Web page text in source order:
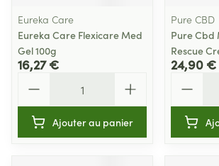
Eureka Care
Eureka Care Flexicare Med
Gel 100g
16,27 €
Ajouter au panier
Pure CBD
Pure Cbd
Rescue
24,90 €